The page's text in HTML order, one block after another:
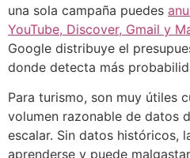
una sola campaña puedes
YouTube, Discover, Gmail y
Google distribuye el
donde detecta más
Para turismo, son muy útiles
volumen razonable de datos
escalar. Sin datos históricos,
aprenderse y puede